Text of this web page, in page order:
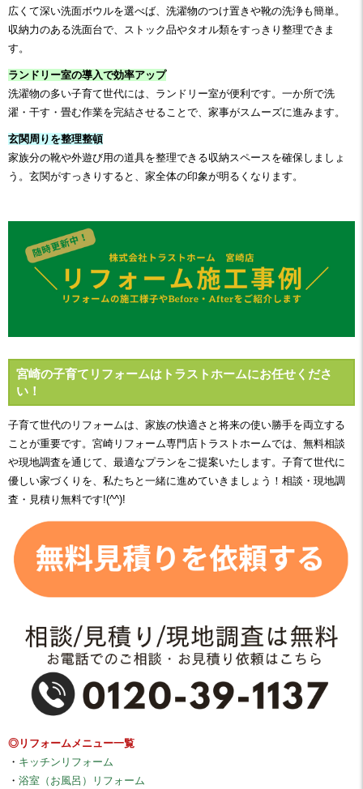
広くて深い洗面ボウルを選べば、洗濯物のつけ置きや靴の洗浄も簡単。
収納力のある洗面台で、ストック品やタオル類をすっきり整理できま
す。
ランドリー室の導入で効率アップ
洗濯物の多い子育て世代には、ランドリー室が便利です。一か所で洗
濯・干す・畳む作業を完結させることで、家事がスムーズに進みます。
玄関周りを整理整頓
家族分の靴や外遊び用の道具を整理できる収納スペースを確保しましょ
う。玄関がすっきりすると、家全体の印象が明るくなります。
宮崎の子育てリフォームはトラストホームにお任せくださ
い！
子育て世代のリフォームは、家族の快適さと将来の使い勝手を両立する
ことが重要です。宮崎リフォーム専門店トラストホームでは、無料相談
や現地調査を通じて、最適なプランをご提案いたします。子育て世代に
優しい家づくりを、私たちと一緒に進めていきましょう！相談・現地調
査・見積り無料です!(^^)!
◎リフォームメニュー一覧
・ キッチンリフォーム
・ 浴室（お風呂）リフォーム